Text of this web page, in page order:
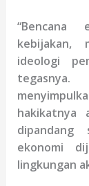
“Bencana
kebijakan,
ideologi
hakikatnya
dipandang
ekonomi
lingkungan